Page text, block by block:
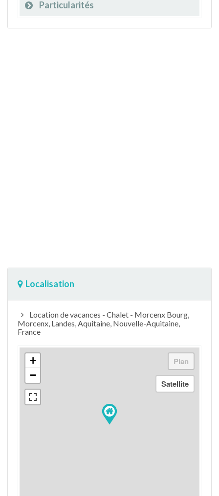
Particularités
Localisation
Location de vacances - Chalet - Morcenx Bourg,
Morcenx, Landes, Aquitaine, Nouvelle-Aquitaine,
France
+
−